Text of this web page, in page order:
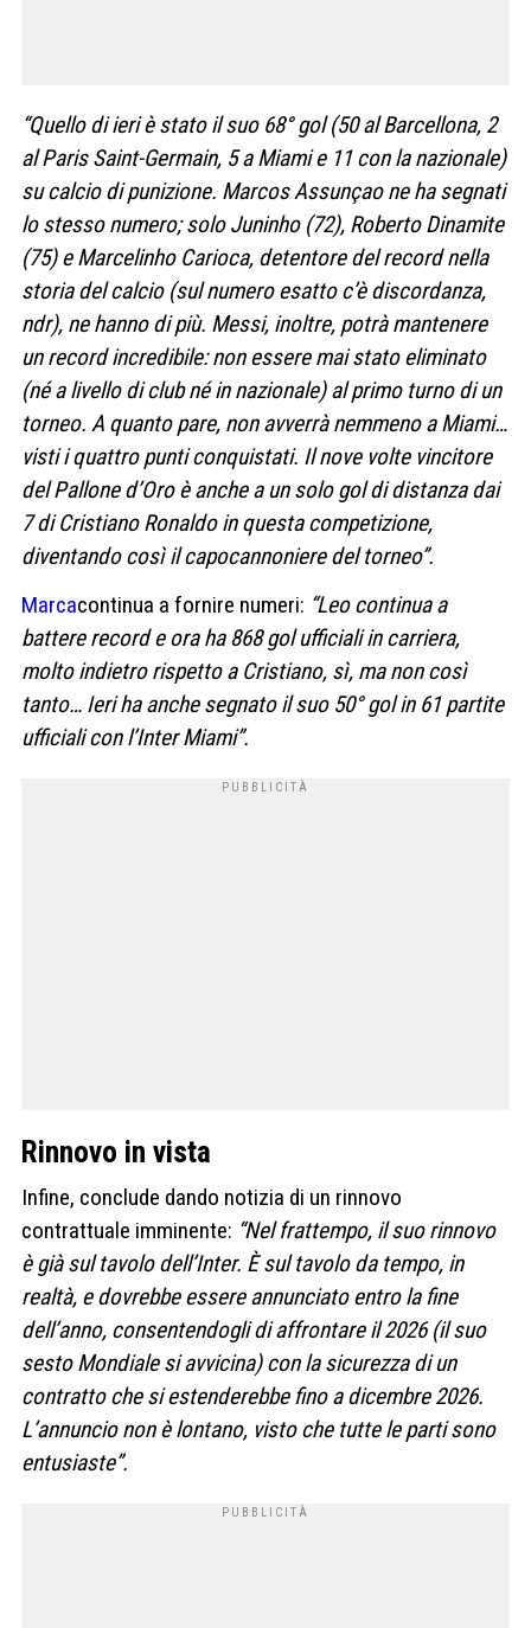
“Quello di ieri è stato il suo 68° gol (50 al Barcellona, ​​2
al Paris Saint-Germain, 5 a Miami e 11 con la nazionale)
su calcio di punizione. Marcos Assunçao ne ha segnati
lo stesso numero; solo Juninho (72), Roberto Dinamite
(75) e Marcelinho Carioca, detentore del record nella
storia del calcio (sul numero esatto c’è discordanza,
ndr), ne hanno di più. Messi, inoltre, potrà mantenere
un record incredibile: non essere mai stato eliminato
(né a livello di club né in nazionale) al primo turno di un
torneo. A quanto pare, non avverrà nemmeno a Miami…
visti i quattro punti conquistati. Il nove volte vincitore
del Pallone d’Oro è anche a un solo gol di distanza dai
7 di Cristiano Ronaldo in questa competizione,
diventando così il capocannoniere del torneo”.
Marcacontinua a fornire numeri: “Leo continua a
battere record e ora ha 868 gol ufficiali in carriera,
molto indietro rispetto a Cristiano, sì, ma non così
tanto… Ieri ha anche segnato il suo 50° gol in 61 partite
ufficiali con l’Inter Miami”.
Rinnovo in vista
Infine, conclude dando notizia di un rinnovo
contrattuale imminente: “Nel frattempo, il suo rinnovo
è già sul tavolo dell’Inter. È sul tavolo da tempo, in
realtà, e dovrebbe essere annunciato entro la fine
dell’anno, consentendogli di affrontare il 2026 (il suo
sesto Mondiale si avvicina) con la sicurezza di un
contratto che si estenderebbe fino a dicembre 2026.
L’annuncio non è lontano, visto che tutte le parti sono
entusiaste”.